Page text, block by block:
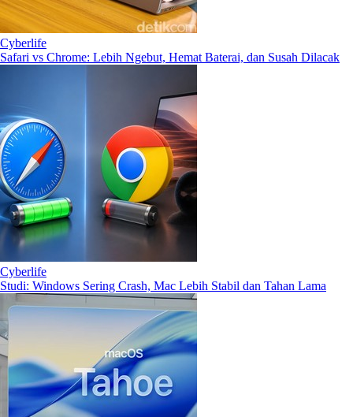
Cyberlife
Safari vs Chrome: Lebih Ngebut, Hemat Baterai, dan Susah Dilacak
Cyberlife
Studi: Windows Sering Crash, Mac Lebih Stabil dan Tahan Lama